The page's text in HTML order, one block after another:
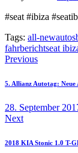
#seat #ibiza
Tags: all-newautos
fahrberichtseat
Previous
5. Allianz Autotag: Neue
28. September
Next
2018 KIA Stonic 1.0 T-